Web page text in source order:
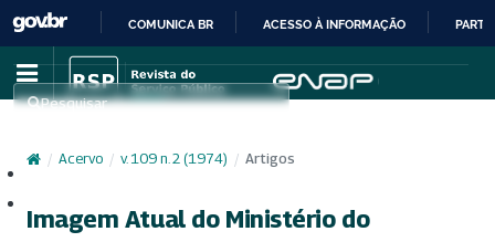
IR
PARA
CONTEÚDO
COMUNICA BR ACESSO À INFORMAÇÃO
Pesquisar
/ Acervo / v. 109 n. 2 (1974) / Artigos
Imagem Atual do Ministério do